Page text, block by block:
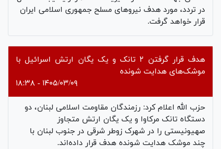
در تردد، مورد هدف نیروهای مسلح جمهوری اسلامی ایران
قرار خواهد گرفت.
هدف قرار گرفتن ۲ تانک و یک یگان ارتش اسرائیل با
موشک‌های هدایت شونده
۱۴۰۵/۰۳/۰۹ - ۱۸:۳۸
حزب الله اعلام کرد: رزمندگان مقاومت اسلامی لبنان، دو
دستگاه تانک مرکاوا و یک یگان ارتش متجاوز
صهیونیستی را در شهرک زوطر شرقی در جنوب لبنان با
چند موشک هدایت شونده هدف قرار داده‌اند.